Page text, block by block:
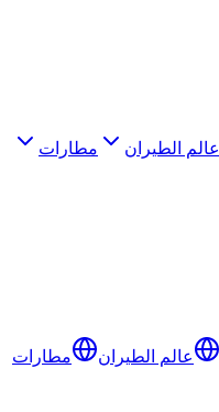
عالم الطيران مطارات
عالم الطيران
مطارات